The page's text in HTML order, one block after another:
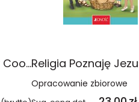
Plecak młodzieżowy Coolpack Jerry Daisy Black
Opracowanie zbiorowe